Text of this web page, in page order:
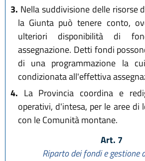
3. Nella suddivisione delle risorse
la Giunta può tenere conto,
ulteriori disponibilità di
assegnazione. Detti fondi
di una programmazione la
condizionata all'effettiva
4. La Provincia coordina e
operativi, d'intesa, per le aree di
con le Comunità montane.
Art. 7
Riparto dei fondi e gestione